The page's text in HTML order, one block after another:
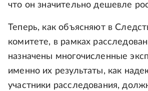
что он значительно дешевле
Теперь, как объясняют в
комитете, в рамках
назначены многочисленные
именно их результаты, как
участники расследования,